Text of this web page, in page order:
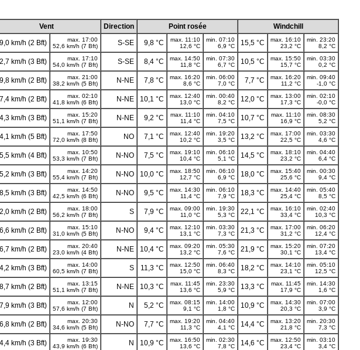
Vent Direction Point rosée
Windchill
9,0 km/h (2 Bft)
max. 17:00
52,6 km/h (7 Bft)
S-SE 9,8 °C
max. 11:10
12,6 °C
min. 07:10
6,9 °C
15,5 °C
max. 16:10
23,2 °C
min. 23:20
8,2 °C
km/h (3 Bft)
max. 17:10
54,0 km/h (7 Bft)
S-SE 8,4 °C
max. 14:50
11,8 °C
min. 07:30
6,7 °C
10,5 °C
max. 15:50
15,7 °C
min. 03:30
0,2 °C
9,8 km/h (2 Bft)
max. 21:00
38,2 km/h (5 Bft)
N-NE 7,8 °C
max. 16:20
8,6 °C
min. 06:00
7,0 °C
7,7 °C
max. 16:20
11,2 °C
min. 09:40
-1,0 °C
7,4 km/h (2 Bft)
max. 02:10
41,8 km/h (6 Bft)
N-NE 10,1 °C
max. 12:40
13,0 °C
min. 00:40
8,2 °C
12,0 °C
max. 13:00
17,3 °C
min. 02:10
-0,0 °C
km/h (3 Bft)
max. 15:20
51,1 km/h (7 Bft)
N-NE 9,2 °C
max. 11:10
11,4 °C
min. 04:10
7,5 °C
10,7 °C
max. 11:10
16,9 °C
min. 08:30
5,2 °C
km/h (5 Bft)
max. 17:50
72,0 km/h (8 Bft)
NO 7,1 °C
max. 12:40
10,2 °C
min. 19:20
3,5 °C
13,2 °C
max. 17:00
22,5 °C
min. 03:30
4,6 °C
km/h (4 Bft)
max. 10:50
53,3 km/h (7 Bft)
N-NO 7,5 °C
max. 19:10
10,4 °C
min. 06:10
5,1 °C
14,5 °C
max. 18:10
23,2 °C
min. 04:40
6,4 °C
km/h (3 Bft)
max. 14:20
55,4 km/h (7 Bft)
N-NO 10,0 °C
max. 18:50
12,7 °C
min. 06:10
6,9 °C
18,0 °C
max. 15:40
25,6 °C
min. 00:30
9,4 °C
km/h (3 Bft)
max. 14:50
42,5 km/h (6 Bft)
N-NO 9,5 °C
max. 14:30
11,4 °C
min. 06:10
7,9 °C
18,3 °C
max. 14:40
25,4 °C
min. 05:40
8,5 °C
km/h (2 Bft)
max. 18:00
56,2 km/h (7 Bft)
S 7,9 °C
max. 09:00
11,0 °C
min. 19:30
5,3 °C
22,1 °C
max. 16:10
33,4 °C
min. 02:40
10,3 °C
6,6 km/h (2 Bft)
max. 15:10
31,0 km/h (5 Bft)
N-NO 9,4 °C
max. 12:10
13,1 °C
min. 03:30
7,3 °C
21,3 °C
max. 17:00
31,2 °C
min. 06:20
12,4 °C
6,7 km/h (2 Bft)
max. 20:40
23,0 km/h (4 Bft)
N-NE 10,4 °C
max. 09:20
13,2 °C
min. 05:30
7,6 °C
21,9 °C
max. 15:20
30,1 °C
min. 07:20
13,4 °C
km/h (3 Bft)
max. 14:00
60,5 km/h (7 Bft)
S 11,3 °C
max. 12:50
15,0 °C
min. 06:40
8,3 °C
18,2 °C
max. 14:10
23,1 °C
min. 05:10
12,5 °C
8,7 km/h (2 Bft)
max. 13:15
51,1 km/h (7 Bft)
N-NE 10,3 °C
max. 11:45
13,6 °C
min. 23:30
5,9 °C
13,3 °C
max. 11:45
17,9 °C
min. 14:30
1,6 °C
km/h (3 Bft)
max. 12:00
57,6 km/h (7 Bft)
N 5,2 °C
max. 08:15
9,1 °C
min. 14:00
1,8 °C
10,9 °C
max. 14:30
20,3 °C
min. 07:00
3,9 °C
6,8 km/h (2 Bft)
max. 20:30
34,6 km/h (5 Bft)
N-NO 7,7 °C
max. 19:20
11,3 °C
min. 04:40
4,1 °C
14,4 °C
max. 13:20
21,8 °C
min. 20:30
7,3 °C
km/h (3 Bft)
max. 19:30
43,9 km/h (6 Bft)
N 10,9 °C
max. 16:50
13,6 °C
min. 02:30
7,8 °C
14,6 °C
max. 12:50
23,4 °C
min. 03:10
3,4 °C